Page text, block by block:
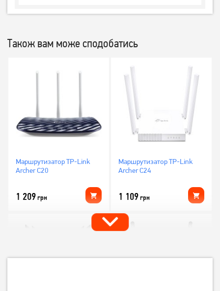
Також вам може сподобатись
Маршрутизатор TP-Link
Archer C20
1 209грн
Маршрутизатор TP-Link
Archer C24
1 109грн